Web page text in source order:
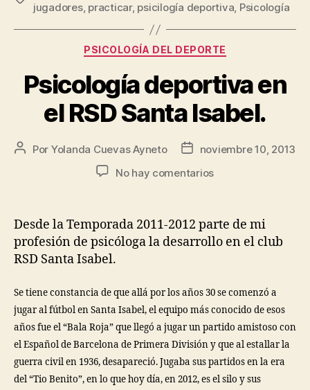
jugadores, practicar, psicilogía deportiva, Psicología
PSICOLOGÍA DEL DEPORTE
Psicología deportiva en
el RSD Santa Isabel.
Por Yolanda Cuevas Ayneto
noviembre 10, 2013
No hay comentarios
Desde la Temporada 2011-2012 parte de mi
profesión de psicóloga la desarrollo en el club
RSD Santa Isabel.
Se tiene constancia de que allá por los años 30 se comenzó a
jugar al fútbol en Santa Isabel, el equipo más conocido de esos
años fue el “Bala Roja” que llegó a jugar un partido amistoso con
el Español de Barcelona de Primera División y que al estallar la
guerra civil en 1936, desapareció. Jugaba sus partidos en la era
del “Tio Benito”, en lo que hoy día, en 2012, es el silo y sus